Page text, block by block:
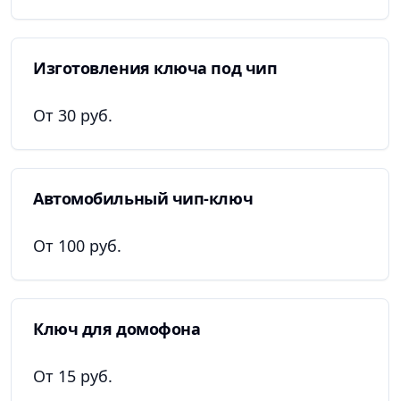
Изготовления ключа под чип
От 30 руб.
Автомобильный чип-ключ
От 100 руб.
Ключ для домофона
От 15 руб.